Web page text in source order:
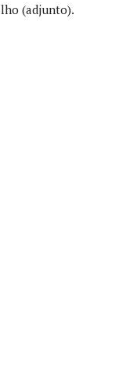
(adjunto).